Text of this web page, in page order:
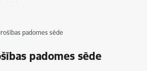
padomes sēde
padomes sēde